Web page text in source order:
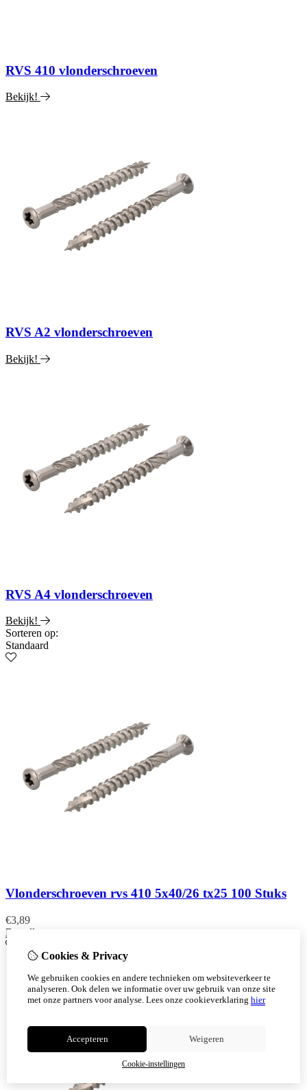
RVS 410 vlonderschroeven
Bekijk!
RVS A2 vlonderschroeven
Bekijk!
RVS A4 vlonderschroeven
Bekijk!
Sorteren op:
Standaard
Vlonderschroeven rvs 410 5x40/26 tx25 100 Stuks
€3,89
Bestellen
Cookies & Privacy
We gebruiken cookies en andere technieken om websiteverkeer te
analyseren. Ook delen we informatie over uw gebruik van onze site
met onze partners voor analyse. Lees onze cookieverklaring hier
Accepteren Weigeren
Cookie-instellingen